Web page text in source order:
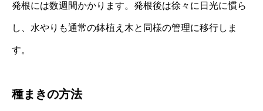
発根には数週間かかります。発根後は徐々に日光に慣ら
し、水やりも通常の鉢植え木と同様の管理に移行しま
す。
種まきの方法